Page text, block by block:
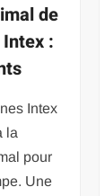
de
:
Intex
la
pour
Une